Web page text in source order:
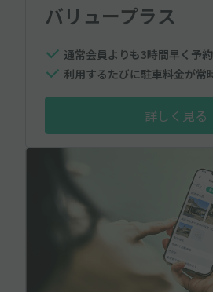
バリュープラス
通常会員よりも3時間早く予
利用するたびに駐車料金が常
詳しく見る